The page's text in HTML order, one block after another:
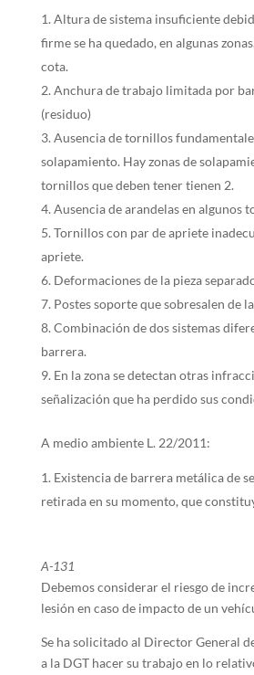
Altura de sistema insuficiente
firme se ha quedado, en algunas
cota.
Anchura de trabajo limitada por
(residuo)
Ausencia de tornillos
solapamiento. Hay zonas de
tornillos que deben tener tienen 2.
Ausencia de arandelas en algunos
Tornillos con par de apriete
apriete.
Deformaciones de la pieza
Postes soporte que sobresalen de
Combinación de dos sistemas
barrera.
En la zona se detectan otras
señalización que ha perdido sus
A medio ambiente L. 22/2011:
Existencia de barrera metálica de
retirada en su momento, que
A-131
Debemos considerar el riesgo de
lesión en caso de impacto de un
Se ha solicitado al Director General
a la DGT hacer su trabajo en lo